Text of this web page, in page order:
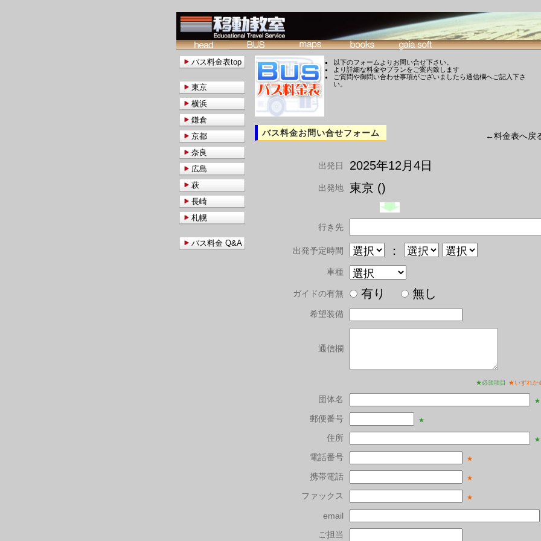
以下のフォームよりお問い合せ下さい。
より詳細な料金やプランをご案内致します
ご質問や御問い合わせ事項がございましたら通信欄へご記入下さ
い。
バス料金お問い合せフォーム ←料金表へ戻
出発日 2025年12月4日
出発地 東京 ()
行き先
出発予定時間 ：
車種
ガイドの有無 有り 無し
希望装備
通信欄
★必須項目 ★いずれか
団体名 ★
郵便番号 ★
住所 ★
電話番号 ★
携帯電話 ★
ファックス ★
email
ご担当
バス料金表top
東京
横浜
鎌倉
京都
奈良
広島
萩
長崎
札幌
バス料金 Q&A